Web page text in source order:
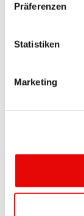
Präferenzen
Statistiken
Marketing
również
CAPTOP®
Zatyczki